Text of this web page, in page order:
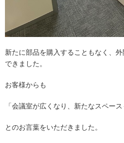
新たに部品を購入することもなく、
できました。
お客様からも
「会議室が広くなり、新たなスペー
とのお言葉をいただきました。